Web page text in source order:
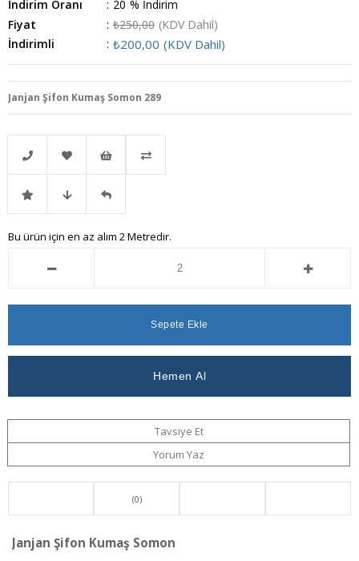
İndirim Oranı : %
20
İndirim
Fiyat
: ₺250,00 (KDV Dahil)
İndirimli
: ₺200,00 (KDV Dahil)
Janjan Şifon Kumaş Somon 289
Telefonla
Sipariş
Favorilere
Ekle
İstek
Listeme
İndirimli Fiyat
Ver
Gelince
Bu ürün için en az alım 2 Metredir.
Tavsiye Et
Yorum Yaz
(0)
Janjan Şifon Kumaş Somon